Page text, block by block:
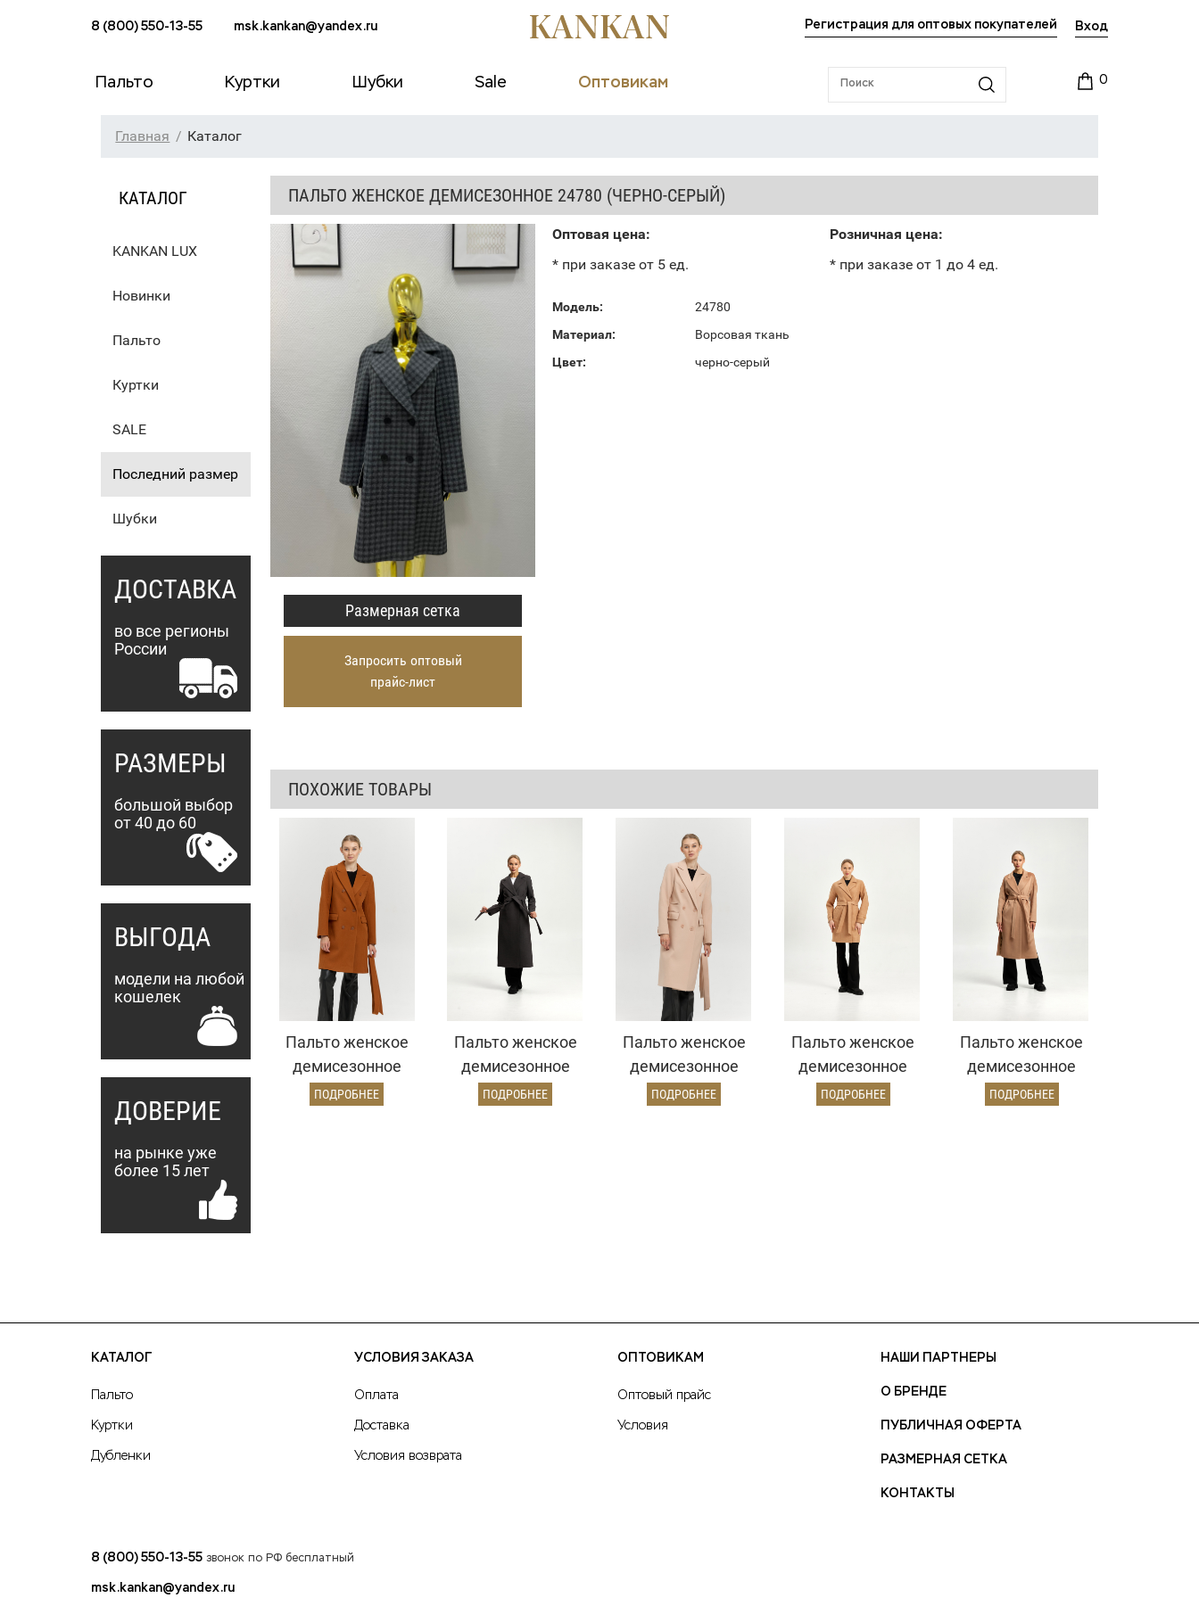
8 (800) 550-13-55 msk.kankan@yandex.ru Регистрация для оптовых покупателей Вход
Пальто Куртки Шубки Sale Оптовикам 0
Главная Каталог
КАТАЛОГ
KANKAN LUX
Новинки
Пальто
Куртки
SALE
Последний размер
Шубки
ДОСТАВКА
во все регионы
России
РАЗМЕРЫ
большой выбор
от 40 до 60
ВЫГОДА
модели на любой
кошелек
ДОВЕРИЕ
на рынке уже
более 15 лет
ПАЛЬТО ЖЕНСКОЕ ДЕМИСЕЗОННОЕ 24780 (ЧЕРНО-СЕРЫЙ)
Размерная сетка
Запросить оптовый
прайс-лист
Оптовая цена:
* при заказе от 5 ед.
Розничная цена:
* при заказе от 1 до 4 ед.
Модель:
24780
Материал:
Ворсовая ткань
Цвет:
черно-серый
ПОХОЖИЕ ТОВАРЫ
Пальто женское
демисезонное
26897 (карамель)
ПОДРОБНЕЕ
Пальто женское
демисезонное
26770 (темно-
ПОДРОБНЕЕ
Пальто женское
демисезонное
25775 (кремовый)
ПОДРОБНЕЕ
Пальто женское
демисезонное
22970 (золото)
ПОДРОБНЕЕ
Пальто женское
демисезонное
26820 (кэмел
ПОДРОБНЕЕ
КАТАЛОГ
Пальто
Куртки
Дубленки
УСЛОВИЯ ЗАКАЗА
Оплата
Доставка
Условия возврата
ОПТОВИКАМ
Оптовый прайс
Условия
НАШИ ПАРТНЕРЫ
О БРЕНДЕ
ПУБЛИЧНАЯ ОФЕРТА
РАЗМЕРНАЯ СЕТКА
КОНТАКТЫ
8 (800) 550-13-55 звонок по РФ бесплатный
msk.kankan@yandex.ru